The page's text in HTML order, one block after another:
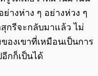
างห่าง ๆ อย่างห่วง ๆ
กรีจะกลับมาแล้ว ไม่
องเขาที่เหมือนเป็นการ
กก็เป็นได้